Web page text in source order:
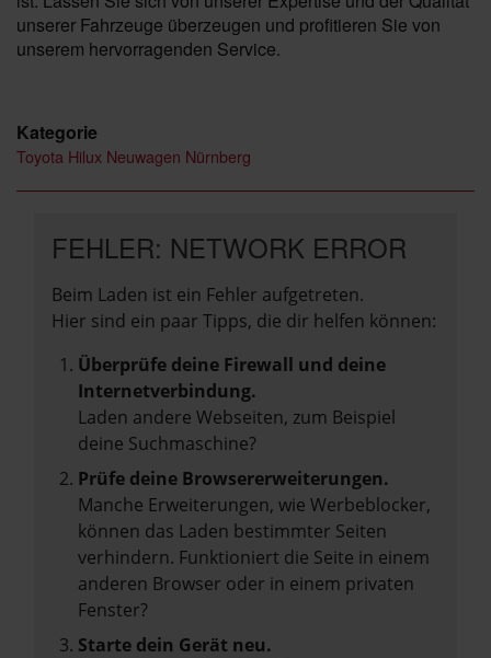
unserer Fahrzeuge überzeugen und profitieren Sie von
unserem hervorragenden Service.
Kategorie
Toyota Hilux Neuwagen Nürnberg
FEHLER: NETWORK ERROR
Beim Laden ist ein Fehler aufgetreten.
Hier sind ein paar Tipps, die dir helfen können:
Überprüfe deine Firewall und deine
Internetverbindung.
Laden andere Webseiten, zum Beispiel
deine Suchmaschine?
Prüfe deine Browsererweiterungen.
Manche Erweiterungen, wie Werbeblocker,
können das Laden bestimmter Seiten
verhindern. Funktioniert die Seite in einem
anderen Browser oder in einem privaten
Fenster?
Starte dein Gerät neu.